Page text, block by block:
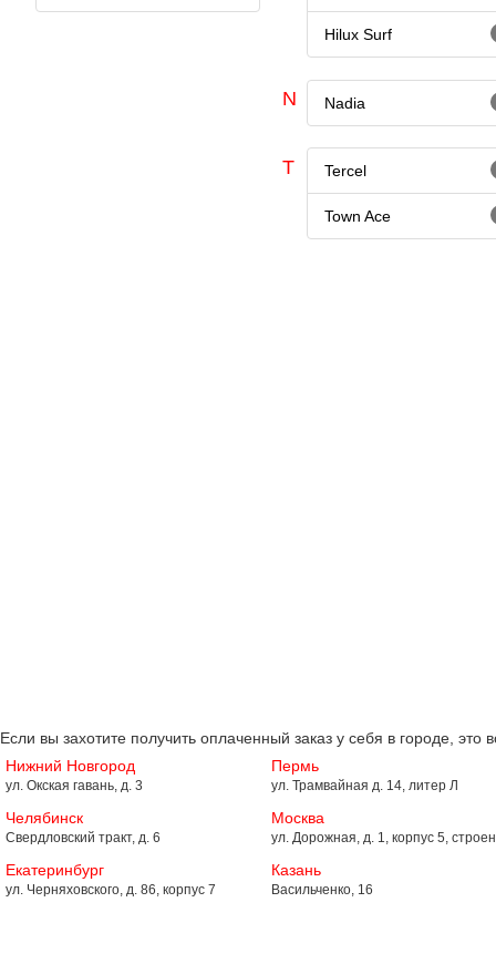
Hilux Surf
N Nadia
T Tercel
Town Ace
Если вы захотите получить оплаченный заказ у себя в городе,
Нижний Новгород
ул. Окская гавань, д. 3
Пермь
ул. Трамвайная д. 14, литер Л
Челябинск
Свердловский тракт, д. 6
Москва
ул. Дорожная, д. 1, корпус 5,
Екатеринбург
ул. Черняховского, д. 86, корпус 7
Казань
Васильченко, 16